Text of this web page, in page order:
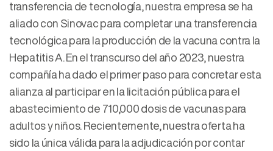
transferencia de tecnología, nuestra empresa se ha
aliado con Sinovac para completar una transferencia
tecnológica para la producción de la vacuna contra la
Hepatitis A. En el transcurso del año 2023, nuestra
compañía ha dado el primer paso para concretar esta
alianza al participar en la licitación pública para el
abastecimiento de 710,000 dosis de vacunas para
adultos y niños. Recientemente, nuestra oferta ha
sido la única válida para la adjudicación por contar